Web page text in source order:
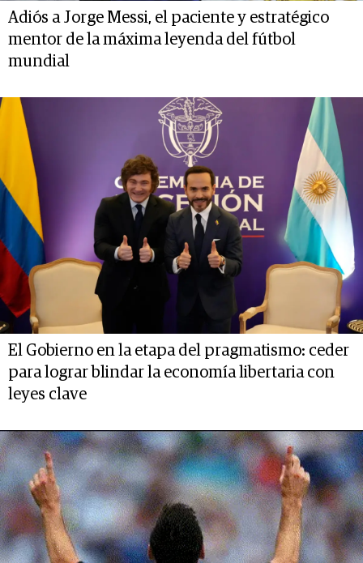
Adiós a Jorge Messi, el paciente y estratégico
mentor de la máxima leyenda del fútbol
mundial
El Gobierno en la etapa del pragmatismo: ceder
para lograr blindar la economía libertaria con
leyes clave